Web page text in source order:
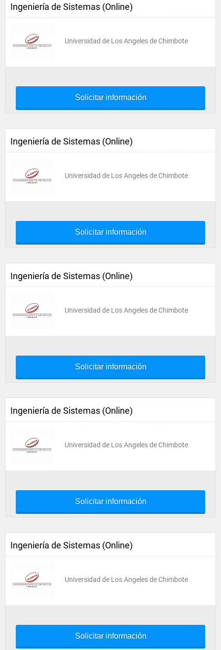
Ingeniería de Sistemas (Online)
Universidad de Los Angeles de Chimbote
Solicitar información
Ingeniería de Sistemas (Online)
Universidad de Los Angeles de Chimbote
Solicitar información
Ingeniería de Sistemas (Online)
Universidad de Los Angeles de Chimbote
Solicitar información
Ingeniería de Sistemas (Online)
Universidad de Los Angeles de Chimbote
Solicitar información
Ingeniería de Sistemas (Online)
Universidad de Los Angeles de Chimbote
Solicitar información